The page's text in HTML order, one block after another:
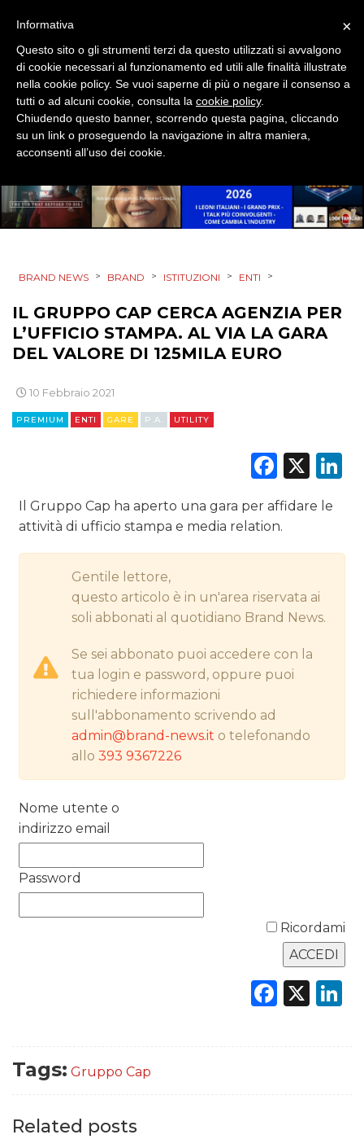
MOBILE
PROMOZIONI
PRODOTTI
PUNTI VENDITA
STRATEGIE
CINEMA
DIGITALE
ESTERNA
RICERCHE
PREVISIONI/SCENARI
NORMATIVE
CASE HISTORY
BRAND NEWS > BRAND > ISTITUZIONI > ENTI >
IL GRUPPO CAP CERCA AGENZIA PER
L’UFFICIO STAMPA. AL VIA LA GARA
DEL VALORE DI 125MILA EURO
10 Febbraio 2021
PREMIUM ENTI GARE P.A. UTILITY
X
Il Gruppo Cap ha aperto una gara per affidare le
attività di ufficio stampa e media relation.
Gentile lettore,
questo articolo è in un'area riservata ai
soli abbonati al quotidiano Brand News.
Se sei abbonato puoi accedere con la
tua login e password, oppure puoi
richiedere informazioni
sull'abbonamento scrivendo ad
admin@brand-news.it o telefonando
allo393 9367226
Nome utente o
indirizzo email
Password
Ricordami
X
Tags: Gruppo Cap
Related posts
×
Informativa
Questo sito o gli strumenti terzi da questo utilizzati si avvalgono
di cookie necessari al funzionamento ed utili alle finalità illustrate
nella cookie policy. Se vuoi saperne di più o negare il consenso a
tutti o ad alcuni cookie, consulta la cookie policy.
Chiudendo questo banner, scorrendo questa pagina, cliccando
su un link o proseguendo la navigazione in altra maniera,
acconsenti all’uso dei cookie.